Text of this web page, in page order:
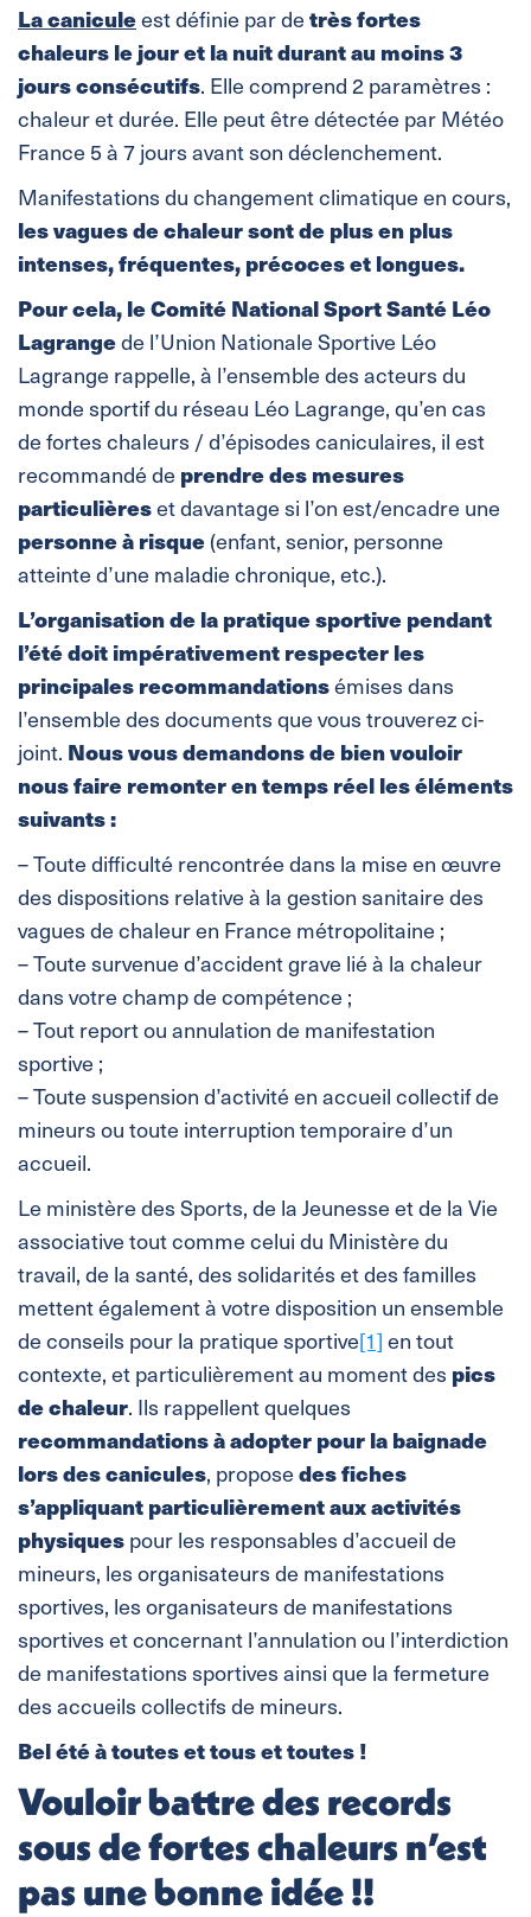
La caniculeest définie par detrès fortes
chaleurs le jour et la nuit durant au moins 3
jours consécutifs. Elle comprend 2 paramètres :
chaleur et durée. Elle peut être détectée par Météo
France 5 à 7 jours avant son déclenchement.
Manifestations du changement climatique en cours,
les vagues de chaleur sont de plus en plus
intenses, fréquentes, précoces et longues.
Pour cela, le Comité National Sport Santé Léo
Lagrangede l’Union Nationale Sportive Léo
Lagrange rappelle, à l’ensemble des acteurs du
monde sportif du réseau Léo Lagrange, qu’en cas
de fortes chaleurs / d’épisodes caniculaires, il est
recommandé de prendre des mesures
particulièreset davantage si l’on est/encadre une
personne à risque (enfant, senior, personne
atteinte d’une maladie chronique, etc.).
L’organisation de la pratique sportive pendant
l’été doit impérativement respecter les
principales recommandationsémises dans
l’ensemble des documents que vous trouverez ci-
joint. Nous vous demandons de bien vouloir
nous faire remonter en temps réel les éléments
suivants :
– Toute difficulté rencontrée dans la mise en œuvre
des dispositions relative à la gestion sanitaire des
vagues de chaleur en France métropolitaine ;
– Toute survenue d’accident grave lié à la chaleur
dans votre champ de compétence ;
– Tout report ou annulation de manifestation
sportive ;
– Toute suspension d’activité en accueil collectif de
mineurs ou toute interruption temporaire d’un
accueil.
Le ministère des Sports, de la Jeunesse et de la Vie
associative tout comme celui du Ministère du
travail, de la santé, des solidarités et des familles
mettent également à votre disposition un ensemble
de conseils pour la pratique sportive[1] en tout
contexte, et particulièrement au moment des pics
de chaleur. Ils rappellent quelques
recommandations à adopter pour la baignade
lors des canicules, proposedes fiches
s’appliquant particulièrement aux activités
physiques pour les responsables d’accueil de
mineurs, les organisateurs de manifestations
sportives, les organisateurs de manifestations
sportives et concernant l’annulation ou l’interdiction
de manifestations sportives ainsi que la fermeture
des accueils collectifs de mineurs.
Bel été à toutes et tous et toutes !
Vouloir battre des records
sous de fortes chaleurs n’est
pas une bonne idée !!